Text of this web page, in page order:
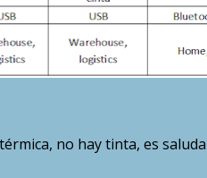
no hay tinta, es